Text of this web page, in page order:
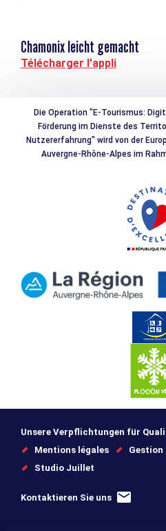
Chamonix leicht gemacht
Télécharger l'appli
Die Operation "E-Tourismus:
Förderung im Dienste des
Nutzererfahrung" wird von der
Auvergne-Rhône-Alpes im
Unsere Verpflichtungen für
Mentions légales
Gestion
Studio Juillet
Kontaktieren Sie uns